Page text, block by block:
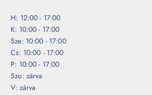
H: 12:00 - 17:00
K: 10:00 - 17:00
Sze: 10:00 - 17:00
Cs: 10:00 - 17:00
P: 10:00 - 17:00
Szo: zárva
V: zárva